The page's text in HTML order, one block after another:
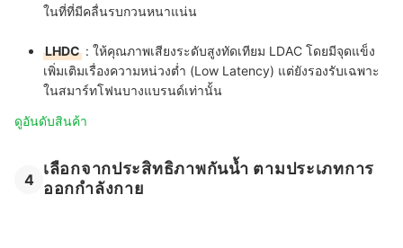
ในที่ที่มีคลื่นรบกวนหนาแน่น
LHDC : ให้คุณภาพเสียงระดับสูงทัดเทียม LDAC โดยมีจุดแข็ง
เพิ่มเติมเรื่องความหน่วงต่ำ (Low Latency) แต่ยังรองรับเฉพาะ
ในสมาร์ทโฟนบางแบรนด์เท่านั้น
ดูอันดับสินค้า
4
เลือกจากประสิทธิภาพกันน้ำ ตามประเภทการ
ออกกำลังกาย